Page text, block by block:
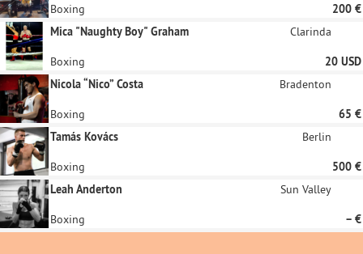
Boxing
200 €
Mica "Naughty Boy" Graham
Clarinda
Boxing
20 USD
Nicola “Nico” Costa
Bradenton
Boxing
65 €
Tamás Kovács
Berlin
Boxing
500 €
Leah Anderton
Sun Valley
Boxing – €